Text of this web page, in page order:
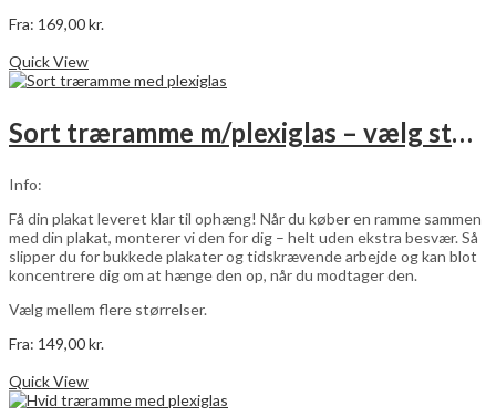
Fra: 169,00kr.
har
Mulighederne
varesiden
Quick View
Sort træramme m/plexiglas – vælg størrelse
Info:
Få din plakat leveret klar til ophæng! Når du køber en ramme sammen
med din plakat, monterer vi den for dig – helt uden ekstra besvær. Så
slipper du for bukkede plakater og tidskrævende arbejde og kan blot
koncentrere dig om at hænge den op, når du modtager den.
Vælg mellem flere størrelser.
Fra: 149,00kr.
har
Quick View